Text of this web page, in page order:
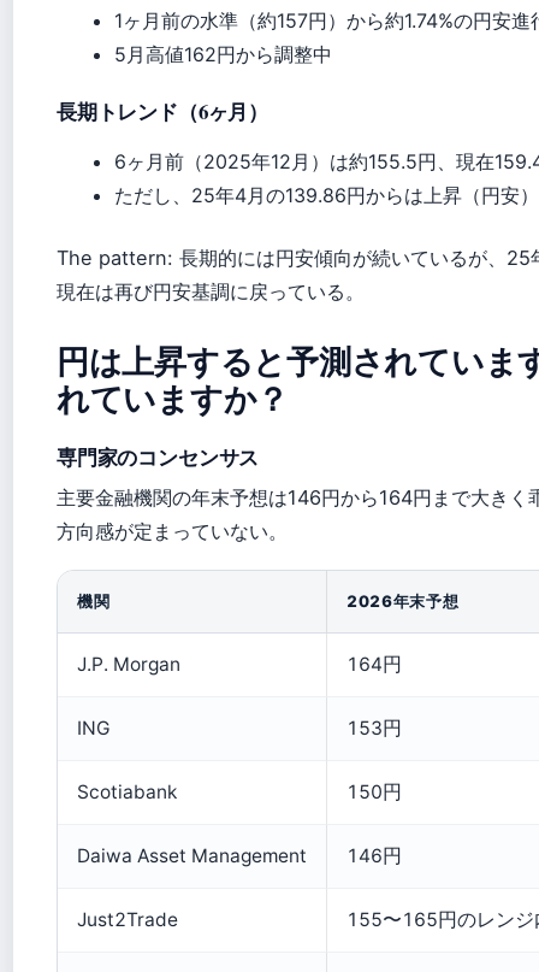
1ヶ月前の水準（約157円）から約1.74%の円安進
5月高値162円から調整中
長期トレンド（6ヶ月）
6ヶ月前（2025年12月）は約155.5円、現在
ただし、25年4月の139.86円からは上昇（円安）
The pattern: 長期的には円安傾向が続いているが、25
現在は再び円安基調に戻っている。
円は上昇すると予測されていま
れていますか？
専門家のコンセンサス
主要金融機関の年末予想は146円から164円まで大きく
方向感が定まっていない。
機関 2026年末予想
J.P. Morgan 164円
ING 153円
Scotiabank 150円
Daiwa Asset Management 146円
Just2Trade 155〜165円のレンジ